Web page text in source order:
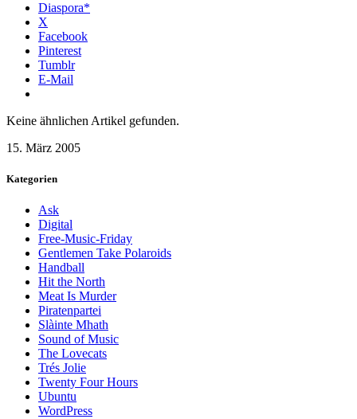
Diaspora*
X
Facebook
Pinterest
Tumblr
E-Mail
Keine ähnlichen Artikel gefunden.
15. März 2005
Kategorien
Ask
Digital
Free-Music-Friday
Gentlemen Take Polaroids
Handball
Hit the North
Meat Is Murder
Piratenpartei
Slàinte Mhath
Sound of Music
The Lovecats
Trés Jolie
Twenty Four Hours
Ubuntu
WordPress